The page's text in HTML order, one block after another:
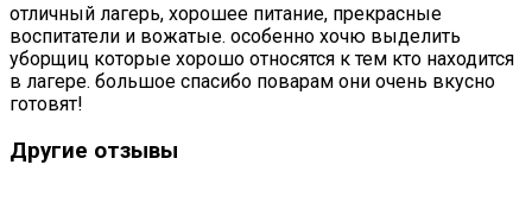
отличный лагерь, хорошее питание, прекрасные
воспитатели и вожатые. особенно хочю выделить
уборщиц которые хорошо относятся к тем кто находится
в лагере. большое спасибо поварам они очень вкусно
готовят!
Другие отзывы